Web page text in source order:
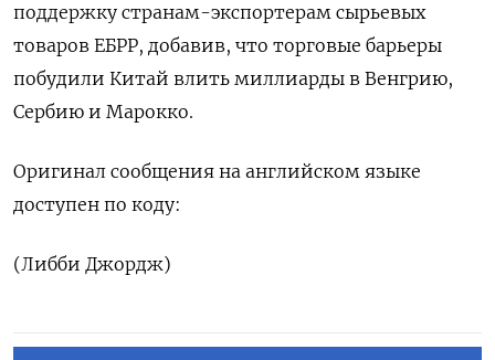
поддержку странам-экспортерам сырьевых
товаров ЕБРР, добавив, что торговые барьеры
побудили Китай влить миллиарды в Венгрию,
Сербию и Марокко.
Оригинал сообщения на английском языке
доступен по коду:
(Либби Джордж)